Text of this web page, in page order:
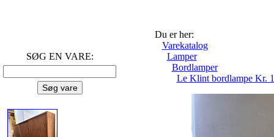
SØG EN VARE:
Du er her:
Varekatalog
Lamper
Bordlamper
Le Klint bordlampe Kr.